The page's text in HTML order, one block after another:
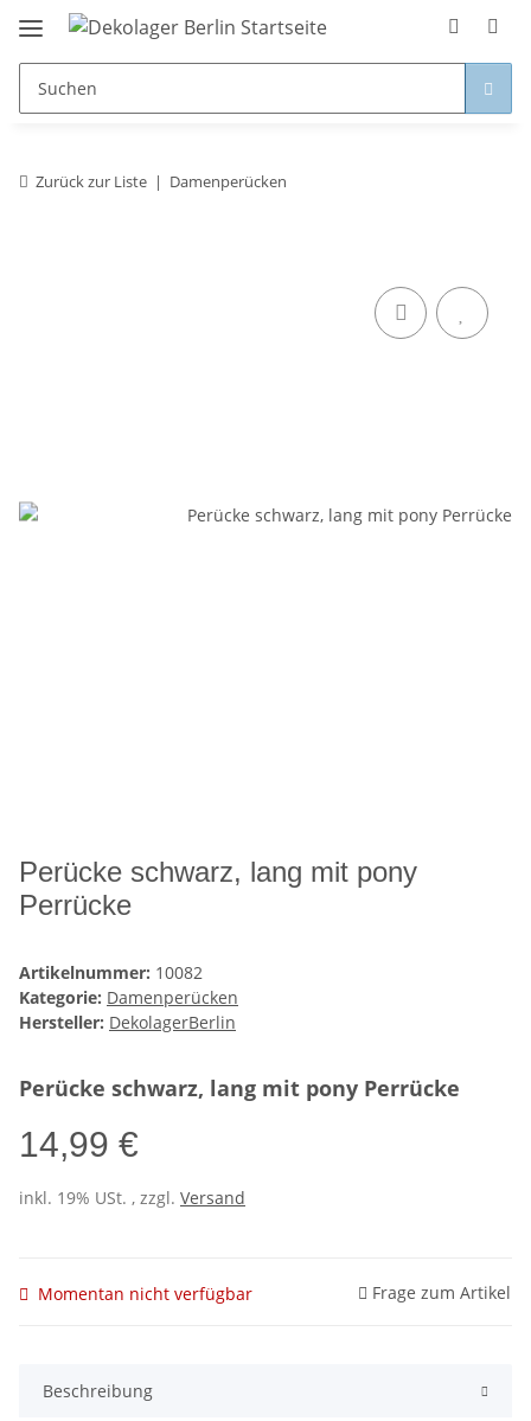
Zurück zur Liste Damenperücken
Perücke schwarz, lang mit pony
Perrücke
Artikelnummer: 10082
Kategorie: Damenperücken
Hersteller: DekolagerBerlin
Perücke schwarz, lang mit pony Perrücke
14,99 €
inkl. 19% USt. , zzgl. Versand
Momentan nicht verfügbar Frage zum Artikel
Beschreibung